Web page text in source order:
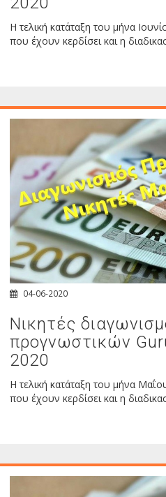
Η τελική κατάταξη του μήνα
που έχουν κερδίσει και η
04-06-2020
Νικητές
προγνωστικών
2020
Η τελική κατάταξη του μήνα
που έχουν κερδίσει και η